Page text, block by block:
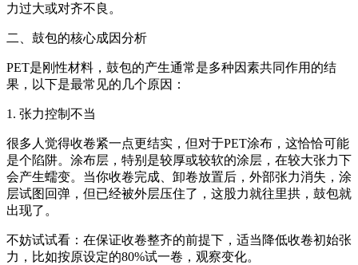
力过大或对齐不良。
二、鼓包的核心成因分析
PET是刚性材料，鼓包的产生通常是多种因素共同作用的结
果，以下是最常见的几个原因：
1. 张力控制不当
很多人觉得收卷紧一点更结实，但对于PET涂布，这恰恰可能
是个陷阱。涂布层，特别是较厚或较软的涂层，在较大张力下
会产生蠕变。当你收卷完成、卸卷放置后，外部张力消失，涂
层试图回弹，但已经被外层压住了，这股力就往里拱，鼓包就
出现了。
不妨试试看：在保证收卷整齐的前提下，适当降低收卷初始张
力，比如按原设定的80%试一卷，观察变化。